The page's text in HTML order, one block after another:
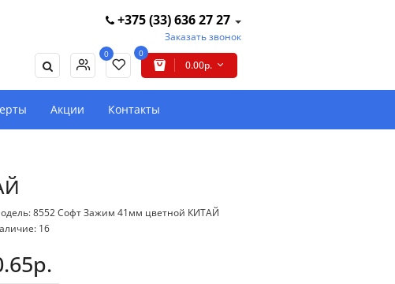
+375 (33) 636 27 27
Заказать звонок
0 0
0.00р.
Акции Контакты
8552 Софт Зажим 41мм цветной КИТАЙ
16